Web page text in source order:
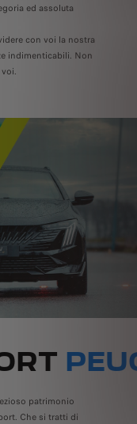
ed assoluta
con voi la nostra
indimenticabili. Non
patrimonio
Che si tratti di